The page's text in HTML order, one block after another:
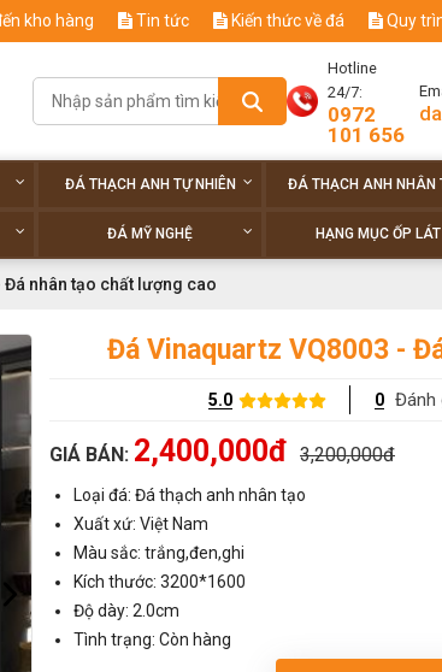
kho hàng Tin tức Kiến thức về đá Quy
Hotline
24/7:
0972
101 656
ĐÁ THẠCH ANH TỰ NHIÊN ĐÁ THẠCH ANH NHÂN
ĐÁ MỸ NGHỆ HẠNG MỤC ỐP LÁT
nhân tạo chất lượng cao
Đá Vinaquartz VQ8003 -
5.0 0 Đánh
GIÁ BÁN: 2,400,000đ 3,200,000đ
Loại đá: Đá thạch anh nhân tạo
Xuất xứ: Việt Nam
Màu sắc: trắng,đen,ghi
Kích thước: 3200*1600
Độ dày: 2.0cm
Tình trạng: Còn hàng